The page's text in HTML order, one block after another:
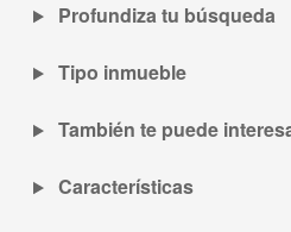
Profundiza tu búsqueda
Tipo inmueble
También te puede
Características